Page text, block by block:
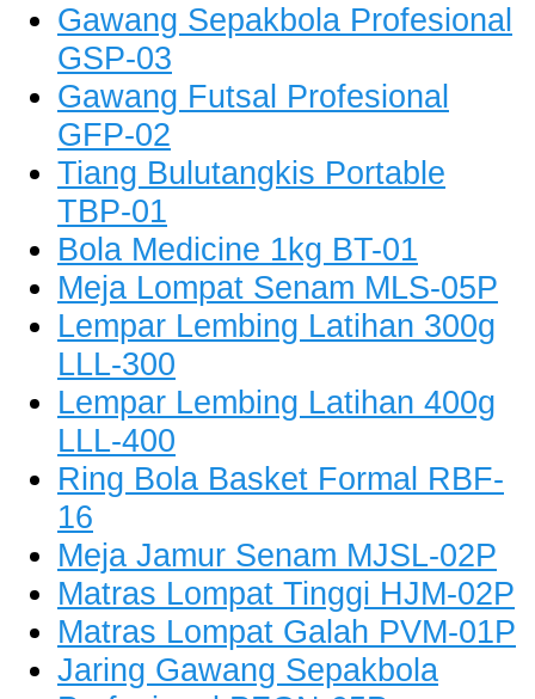
Gawang Sepakbola Profesional
GSP-03
Gawang Futsal Profesional
GFP-02
Tiang Bulutangkis Portable
TBP-01
Bola Medicine 1kg BT-01
Meja Lompat Senam MLS-05P
Lempar Lembing Latihan 300g
LLL-300
Lempar Lembing Latihan 400g
LLL-400
Ring Bola Basket Formal RBF-
16
Meja Jamur Senam MJSL-02P
Matras Lompat Tinggi HJM-02P
Matras Lompat Galah PVM-01P
Jaring Gawang Sepakbola